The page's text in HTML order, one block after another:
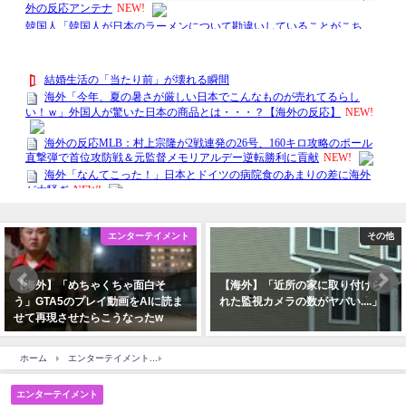
エンターテイメント
「めちゃくちゃ面白そ
のプレイ動画をAIに読ま
させたらこうなったw
【海外】「近所の家に取り付けら
れた監視カメラの数がヤバい....」
【海
球宴で
ファ
ホーム エンターテイメント
エンターテイメント